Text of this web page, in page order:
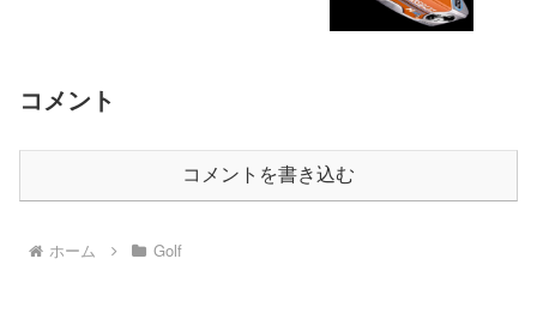
コメント
コメントを書き込む
ホーム Golf